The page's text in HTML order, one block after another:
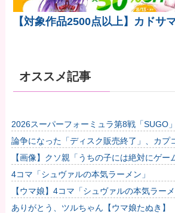
【対象作品2500点以上】カドサ
オススメ記事
2026スーパーフォーミュラ第8戦「SUGO
論争になった「ディスク販売終了」、カプ
詳細がコチラ・・・「え？ウチはデジタル
響ないっ...
【画像】クソ親「うちの子には絶対にゲー
も見させない！！！！！」
4コマ「シュヴァルの本気ラーメン」
【ウマ娘】4コマ「シュヴァルの本気ラーメ
ありがとう、ツルちゃん【ウマ娘たぬき】